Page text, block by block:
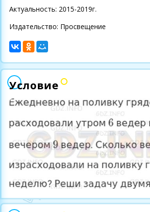
Актуальность: 2015-2019г.
Издательство: Просвещение
Условие